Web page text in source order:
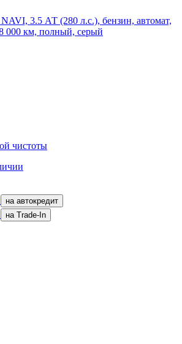
3.5 АТ (280 л.с.), бензин, автомат,
000 км, полный, серый
чистоты
на автокредит
на Trade-In